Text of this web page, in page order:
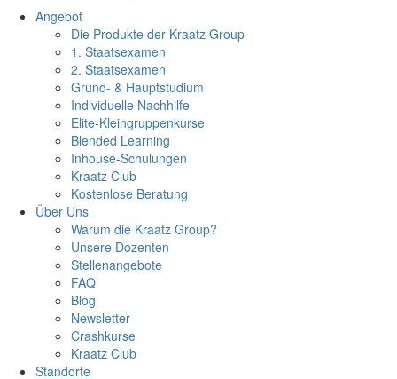
Angebot
Die Produkte der Kraatz Group
1. Staatsexamen
2. Staatsexamen
Grund- & Hauptstudium
Individuelle Nachhilfe
Elite-Kleingruppenkurse
Blended Learning
Inhouse-Schulungen
Kraatz Club
Kostenlose Beratung
Über Uns
Warum die Kraatz Group?
Unsere Dozenten
Stellenangebote
FAQ
Blog
Newsletter
Crashkurse
Kraatz Club
Standorte